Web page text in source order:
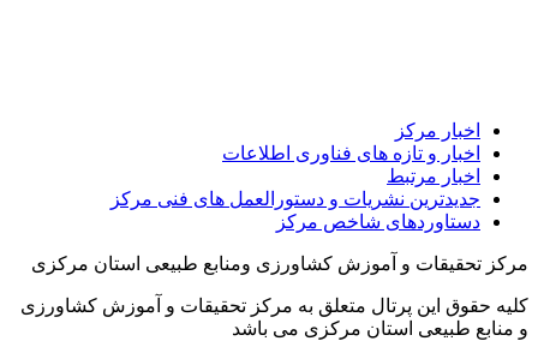
اخبار مرکز
اخبار و تازه های فناوری اطلاعات
اخبار مرتبط
جدیدترین نشریات و دستورالعمل های فنی مرکز
دستاوردهای شاخص مرکز
مرکز تحقیقات و آموزش کشاورزی ومنابع طبیعی استان مرکزی
کلیه حقوق این پرتال متعلق به مرکز تحقیقات و آموزش کشاورزی
و منابع طبیعی استان مرکزی می باشد